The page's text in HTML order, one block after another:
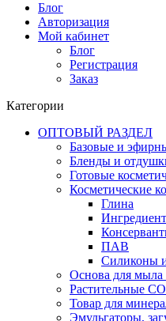
Блог
Авторизация
Мой кабинет
Блог
Регистрация
Заказ
Категории
ОПТОВЫЙ РАЗДЕЛ
Базовые и
Бленды и
Готовые
Косметические
Глина
ПАВ
Силиконы
Основа для мыла
Растительные
Товар для
Эмульгаторы,